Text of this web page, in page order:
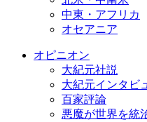
中東・アフリカ
オセアニア
オピニオン
大紀元社説
大紀元インタビ
百家評論
悪魔が世界を統